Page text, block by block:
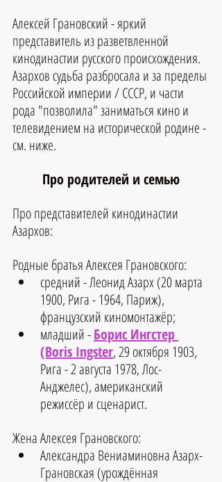
Алексей Грановский - яркий
представитель из разветвленной
кинодинастии русского происхождения.
Азархов судьба разбросала и за пределы
Российской империи / СССР, и части
рода "позволила" заниматься кино и
телевидением на исторической родине -
см. ниже.
Про родителей и семью
Про представителей кинодинастии
Азархов:
Родные братья Алексея Грановского:
средний - Леонид Азарх (20 марта
1900, Рига - 1964, Париж),
французский киномонтажёр;
младший - Борис Ингстер
(Boris Ingster, 29 октября 1903,
Рига - 2 августа 1978, Лос-
Анджелес), американский
режиссёр и сценарист.
Жена Алексея Грановского:
Александра Вениаминовна Азарх-
Грановская (урождённая